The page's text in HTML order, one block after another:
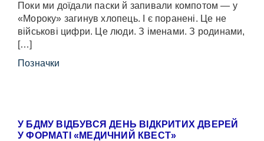
Поки ми доїдали паски й запивали компотом — у
«Мороку» загинув хлопець. І є поранені. Це не
військові цифри. Це люди. З іменами. З родинами,
[…]
Позначки
У БДМУ ВІДБУВСЯ ДЕНЬ ВІДКРИТИХ ДВЕРЕЙ
У ФОРМАТІ «МЕДИЧНИЙ КВЕСТ»